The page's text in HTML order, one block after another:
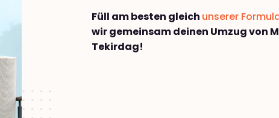
Füll am besten gleich unserer
wir gemeinsam deinen Umzug von
Tekirdag!